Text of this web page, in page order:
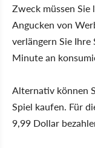
Zweck müssen
Angucken von
verlängern Sie
Minute an
Alternativ können
Spiel kaufen. Für
9,99 Dollar